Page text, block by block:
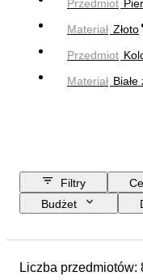
Przedmiot
Materiał Złoto
Przedmiot
Materiał Białe
Filtry
Budżet
Materiał
Liczba przedmiotów: